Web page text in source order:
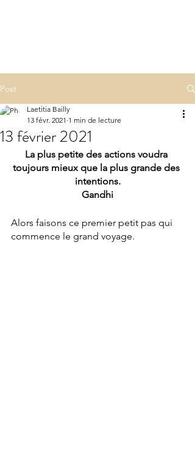
Post
13 février 2021
Laetitia Bailly
13 févr. 2021 1 min de lecture
La plus petite des actions voudra
toujours mieux que la plus grande des
intentions.
Gandhi
Alors faisons ce premier petit pas qui
commence le grand voyage.